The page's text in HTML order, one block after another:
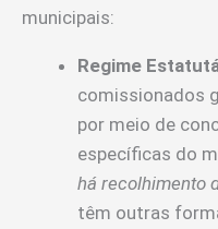
municipais:
Regime
comissionados
por meio de
específicas do
há recolhimento
têm outras